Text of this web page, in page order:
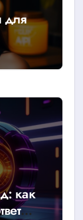
для
как